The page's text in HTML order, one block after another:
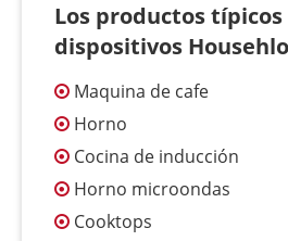
Los productos típicos
dispositivos
 Maquina de cafe
 Horno
 Cocina de inducción
 Horno microondas
 Cooktops